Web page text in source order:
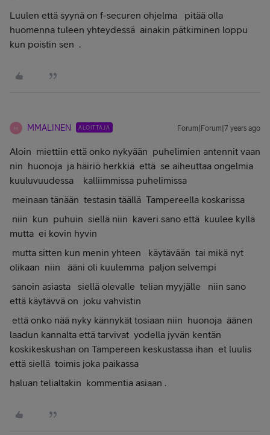
Luulen että syynä on f-securen ohjelma pitää olla
huomenna tuleen yhteydessä ainakin pätkiminen loppu
kun poistin sen .
M MMALINEN ALOITTAJA Forum|Forum|7 years ago
Aloin miettiin että onko nykyään puhelimien antennit vaan
nin huonoja ja häiriö herkkiä että se aiheuttaa ongelmia
kuuluvuudessa kalliimmissa puhelimissa
meinaan tänään testasin täällä Tampereella koskarissa
niin kun puhuin siellä niin kaveri sano että kuulee kyllä
mutta ei kovin hyvin
mutta sitten kun menin yhteen käytävään tai mikä nyt
olikaan niin ääni oli kuulemma paljon selvempi
sanoin asiasta siellä olevalle telian myyjälle niin sano
että käytävvä on joku vahvistin
että onko nää nyky kännykät tosiaan niin huonoja äänen
laadun kannalta että tarvivat yodella jyvän kentän
koskikeskushan on Tampereen keskustassa ihan et luulis
että siellä toimis joka paikassa
haluan telialtakin kommentia asiaan .